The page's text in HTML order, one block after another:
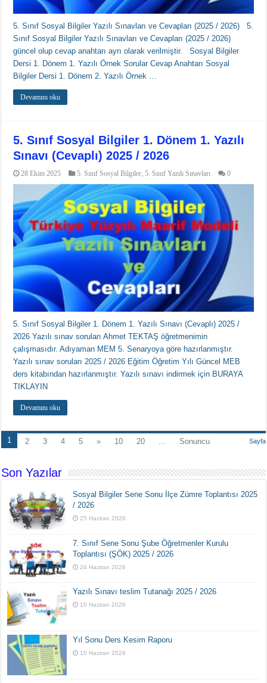
5. Sınıf Sosyal Bilgiler Yazılı Sınavları ve Cevapları (2025 / 2026) 5.
Sınıf Sosyal Bilgiler Yazılı Sınavları ve Cevapları (2025 / 2026)
güncel olup cevap anahtarı ayrı olarak verilmiştir. Sosyal Bilgiler
Dersi 1. Dönem 1. Yazılı Örnek Sorular Cevap Anahtarı Sosyal
Bilgiler Dersi 1. Dönem 2. Yazılı Örnek …
Devamını oku
5. Sınıf Sosyal Bilgiler 1. Dönem 1. Yazılı
Sınavı (Cevaplı) 2025 / 2026
28 Ekim 2025 5. Sınıf Sosyal Bilgiler ,5. Sınıf Yazılı Sınavları 0
5. Sınıf Sosyal Bilgiler 1. Dönem 1. Yazılı Sınavı (Cevaplı) 2025 /
2026 Yazılı sınav soruları Ahmet TEKTAŞ öğretmenimin
çalışmasıdır. Adıyaman MEM 5. Senaryoya göre hazırlanmıştır.
Yazılı sınav soruları 2025 / 2026 Eğitim Öğretim Yılı Güncel MEB
ders kitabından hazırlanmıştır. Yazılı sınavı indirmek için BURAYA
TIKLAYIN
Devamını oku
Sayfa
1 2 3 4 5 » 10 20 ... Sonuncu
Son Yazılar
Sosyal Bilgiler Sene Sonu İlçe Zümre Toplantısı 2025
/ 2026
25 Haziran 2026
7. Sınıf Sene Sonu Şube Öğretmenler Kurulu
Toplantısı (ŞÖK) 2025 / 2026
24 Haziran 2026
Yazılı Sınavı teslim Tutanağı 2025 / 2026
10 Haziran 2026
Yıl Sonu Ders Kesim Raporu
10 Haziran 2026